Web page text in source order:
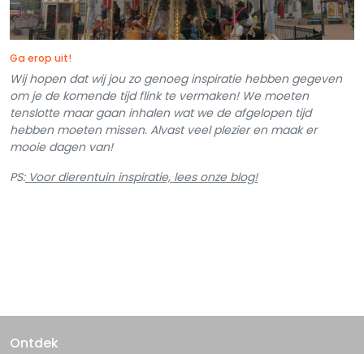
Ga erop uit!
Wij hopen dat wij jou zo genoeg inspiratie hebben gegeven
om je de komende tijd flink te vermaken! We moeten
tenslotte maar gaan inhalen wat we de afgelopen tijd
hebben moeten missen. Alvast veel plezier en maak er
mooie dagen van!
PS:Voor dierentuin inspiratie, lees onze blog!
Ontdek